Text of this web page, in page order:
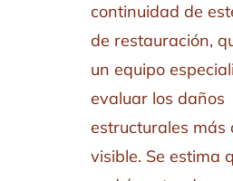
continuidad de
de restauración,
un equipo
evaluar los daños
estructurales más
visible. Se estima